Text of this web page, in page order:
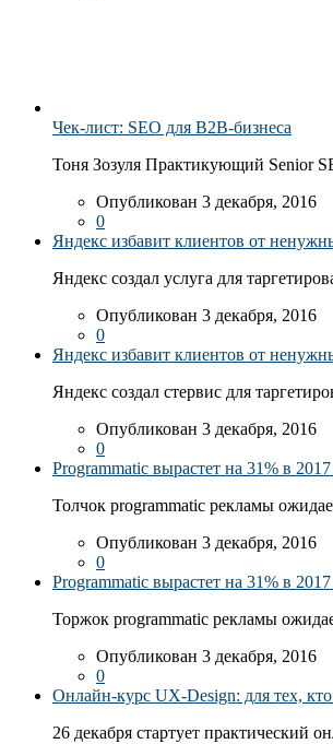
Чек-лист: SEO для B2B-бизнеса
Тоня Зозуля Практикующий Senior
Опубликован 3 декабря, 2016
0
Яндекс избавит клиентов от
Яндекс создал услуга для
Опубликован 3 декабря, 2016
0
Яндекс избавит клиентов от
Яндекс создал стервис для
Опубликован 3 декабря, 2016
0
Programmatic вырастет на 31% в
Толчок programmatic рекламы
Опубликован 3 декабря, 2016
0
Programmatic вырастет на 31% в
Торжок programmatic рекламы
Опубликован 3 декабря, 2016
0
Онлайн-курс UX-Design: для тех,
26 декабря стартует практический